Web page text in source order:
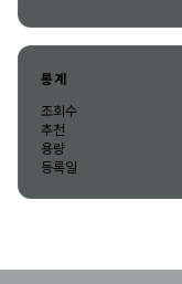
통계
조회수
추천
용량
등록일